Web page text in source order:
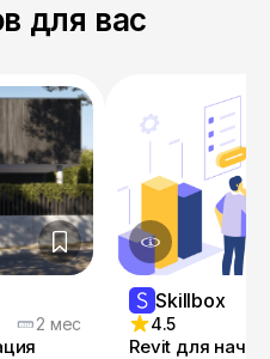
для вас
2 мес
Skillbox
4.5
Revit для